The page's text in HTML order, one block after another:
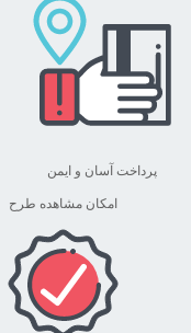
پرداخت آسان و ایمن
امکان مشاهده طرح